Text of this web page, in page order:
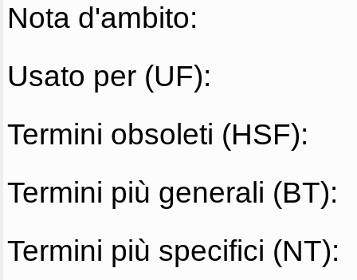
Nota d'ambito:
Usato per (UF):
Termini obsoleti (HSF):
Termini più generali (BT):
Termini più specifici (NT):